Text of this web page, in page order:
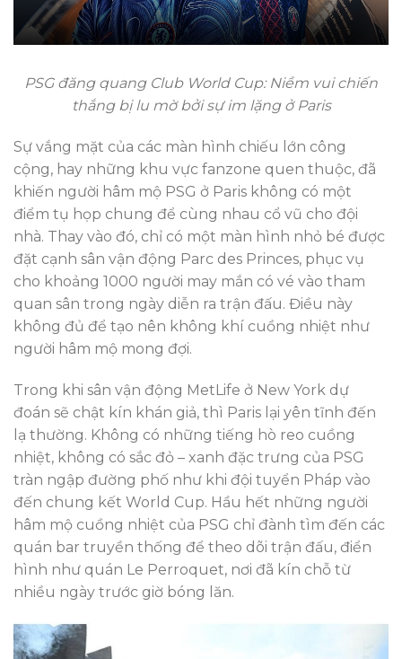
PSG đăng quang Club World Cup: Niềm vui chiến
thắng bị lu mờ bởi sự im lặng ở Paris
Sự vắng mặt của các màn hình chiếu lớn công
cộng, hay những khu vực fanzone quen thuộc, đã
khiến người hâm mộ PSG ở Paris không có một
điểm tụ họp chung để cùng nhau cổ vũ cho đội
nhà. Thay vào đó, chỉ có một màn hình nhỏ bé được
đặt cạnh sân vận động Parc des Princes, phục vụ
cho khoảng 1000 người may mắn có vé vào tham
quan sân trong ngày diễn ra trận đấu. Điều này
không đủ để tạo nên không khí cuồng nhiệt như
người hâm mộ mong đợi.
Trong khi sân vận động MetLife ở New York dự
đoán sẽ chật kín khán giả, thì Paris lại yên tĩnh đến
lạ thường. Không có những tiếng hò reo cuồng
nhiệt, không có sắc đỏ – xanh đặc trưng của PSG
tràn ngập đường phố như khi đội tuyển Pháp vào
đến chung kết World Cup. Hầu hết những người
hâm mộ cuồng nhiệt của PSG chỉ đành tìm đến các
quán bar truyền thống để theo dõi trận đấu, điển
hình như quán Le Perroquet, nơi đã kín chỗ từ
nhiều ngày trước giờ bóng lăn.